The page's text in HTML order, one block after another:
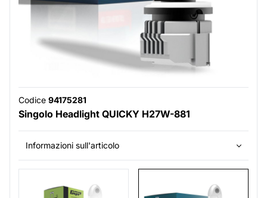
Codice 94175281
Singolo Headlight QUICKY H27W-881
Informazioni sull'articolo